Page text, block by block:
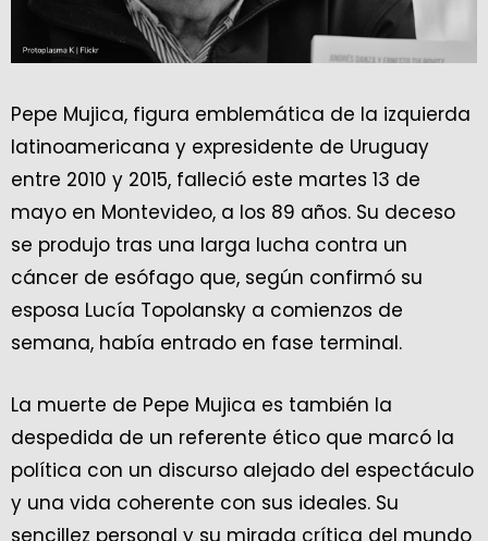
Pepe Mujica, figura emblemática de la izquierda
latinoamericana y expresidente de Uruguay
entre 2010 y 2015, falleció este martes 13 de
mayo en Montevideo, a los 89 años. Su deceso
se produjo tras una larga lucha contra un
cáncer de esófago que, según confirmó su
esposa Lucía Topolansky a comienzos de
semana, había entrado en fase terminal.
La muerte de Pepe Mujica es también la
despedida de un referente ético que marcó la
política con un discurso alejado del espectáculo
y una vida coherente con sus ideales. Su